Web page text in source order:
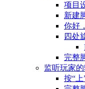
项目
新建
你好
四处
完整
监听玩家的
按“